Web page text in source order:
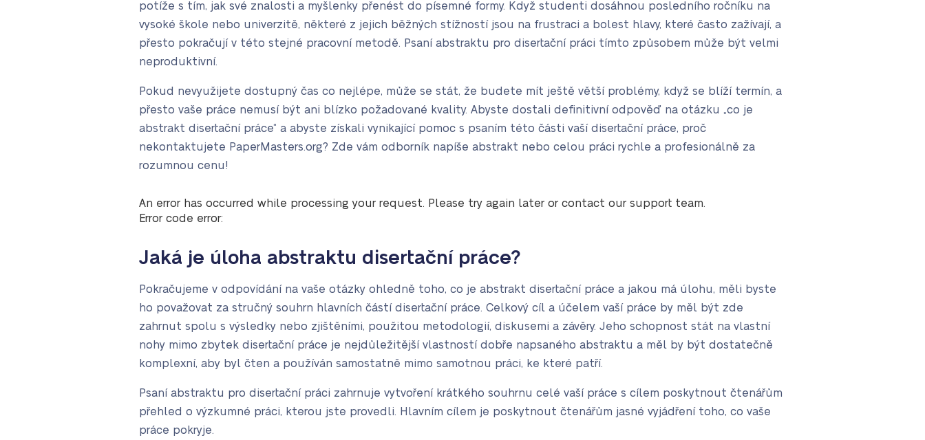
potíže s tím, jak své znalosti a myšlenky přenést do písemné formy. Když studenti dosáhnou posledního ročníku na
vysoké škole nebo univerzitě, některé z jejich běžných stížností jsou na frustraci a bolest hlavy, které často zažívají, a
přesto pokračují v této stejné pracovní metodě. Psaní abstraktu pro disertační práci tímto způsobem může být velmi
neproduktivní.
Pokud nevyužijete dostupný čas co nejlépe, může se stát, že budete mít ještě větší problémy, když se blíží termín, a
přesto vaše práce nemusí být ani blízko požadované kvality. Abyste dostali definitivní odpověď na otázku „co je
abstrakt disertační práce“ a abyste získali vynikající pomoc s psaním této části vaší disertační práce, proč
nekontaktujete PaperMasters.org? Zde vám odborník napíše abstrakt nebo celou práci rychle a profesionálně za
rozumnou cenu!
An error has occurred while processing your request. Please try again later or contact our support team.
Error code error:
Jaká je úloha abstraktu disertační práce?
Pokračujeme v odpovídání na vaše otázky ohledně toho, co je abstrakt disertační práce a jakou má úlohu, měli byste
ho považovat za stručný souhrn hlavních částí disertační práce. Celkový cíl a účelem vaší práce by měl být zde
zahrnut spolu s výsledky nebo zjištěními, použitou metodologií, diskusemi a závěry. Jeho schopnost stát na vlastní
nohy mimo zbytek disertační práce je nejdůležitější vlastností dobře napsaného abstraktu a měl by být dostatečně
komplexní, aby byl čten a používán samostatně mimo samotnou práci, ke které patří.
Psaní abstraktu pro disertační práci zahrnuje vytvoření krátkého souhrnu celé vaší práce s cílem poskytnout čtenářům
přehled o výzkumné práci, kterou jste provedli. Hlavním cílem je poskytnout čtenářům jasné vyjádření toho, co vaše
práce pokryje.